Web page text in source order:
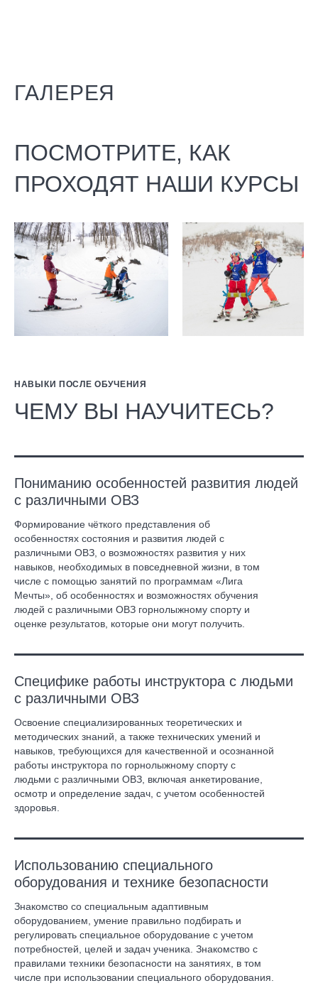
ГАЛЕРЕЯ
ПОСМОТРИТЕ, КАК
ПРОХОДЯТ НАШИ КУРСЫ
НАВЫКИ ПОСЛЕ ОБУЧЕНИЯ
ЧЕМУ ВЫ НАУЧИТЕСЬ?
Пониманию особенностей развития людей
с различными ОВЗ
Формирование чёткого представления об
особенностях состояния и развития людей с
различными ОВЗ, о возможностях развития у них
навыков, необходимых в повседневной жизни, в том
числе с помощью занятий по программам «Лига
Мечты», об особенностях и возможностях обучения
людей с различными ОВЗ горнолыжному спорту и
оценке результатов, которые они могут получить.
Специфике работы инструктора с людьми
с различными ОВЗ
Освоение специализированных теоретических и
методических знаний, а также технических умений и
навыков, требующихся для качественной и осознанной
работы инструктора по горнолыжному спорту с
людьми с различными ОВЗ, включая анкетирование,
осмотр и определение задач, с учетом особенностей
здоровья.
Использованию специального
оборудования и технике безопасности
Знакомство со специальным адаптивным
оборудованием, умение правильно подбирать и
регулировать специальное оборудование с учетом
потребностей, целей и задач ученика. Знакомство с
правилами техники безопасности на занятиях, в том
числе при использовании специального оборудования.